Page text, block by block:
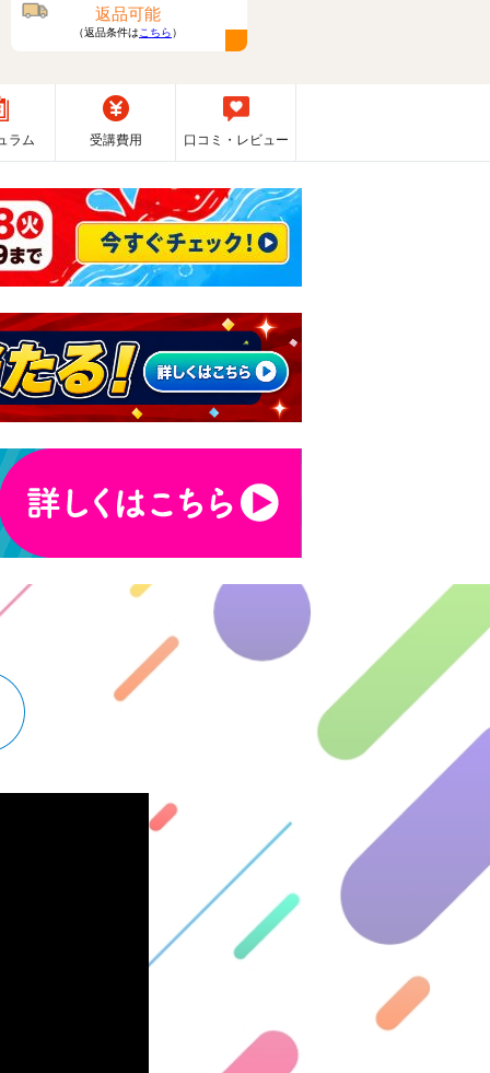
返品可能
（返品条件は こちら）
ラム 受講費用 口コミ・レビュー